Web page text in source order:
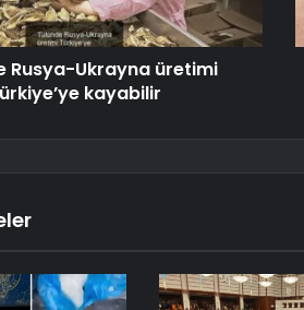
Rusya-Ukrayna üretimi
kayabilir